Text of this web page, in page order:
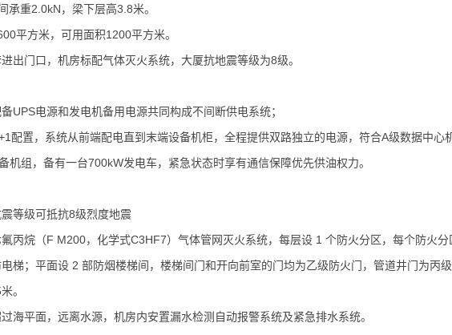
承重2.0kN，梁下层高3.8米。
平方米，可用面积1200平方米。
出门口，机房标配气体灭火系统，大厦抗地震等级为8级。
UPS电源和发电机备用电源共同构成不间断供电系统；
配置，系统从前端配电直到末端设备机柜，全程提供双路独立的电源，符合A级数据中心
机组，备有一台700kW发电车，紧急状态时享有通信保障优先供油权力。
等级可抵抗8级烈度地震
丙烷（F M200，化学式C3HF7）气体管网灭火系统，每层设 1 个防火分区，每个防火
梯；平面设 2 部防烟楼梯间，楼梯间门和开向前室的门均为乙级防火门，管道井门为丙
。
海平面，远离水源，机房内安置漏水检测自动报警系统及紧急排水系统。